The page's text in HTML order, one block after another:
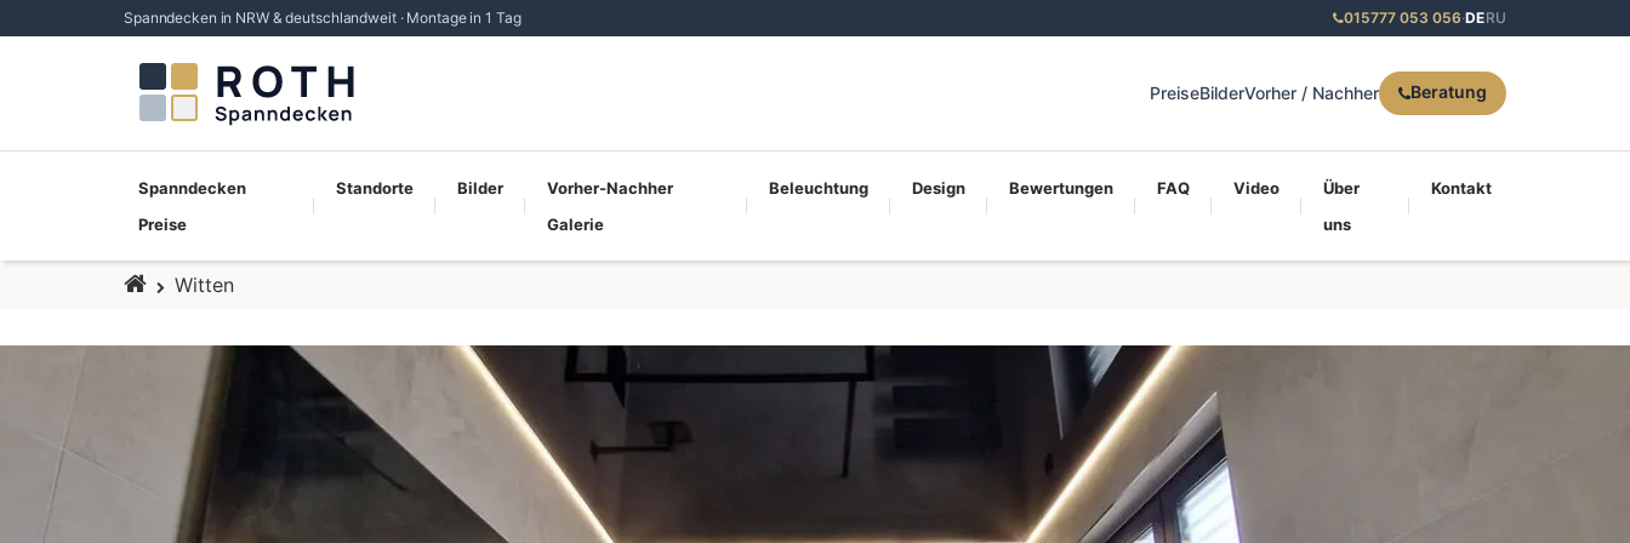
Spanndecken in NRW & deutschlandweit · Montage in 1 Tag 015777 053 056·DERU
PreiseBilderVorher / Nachher Beratung
Spanndecken
Preise
Standorte Bilder
Vorher-Nachher
Galerie
Beleuchtung Design Bewertungen FAQ Video
Über
uns
Kontakt
Startseite
Witten